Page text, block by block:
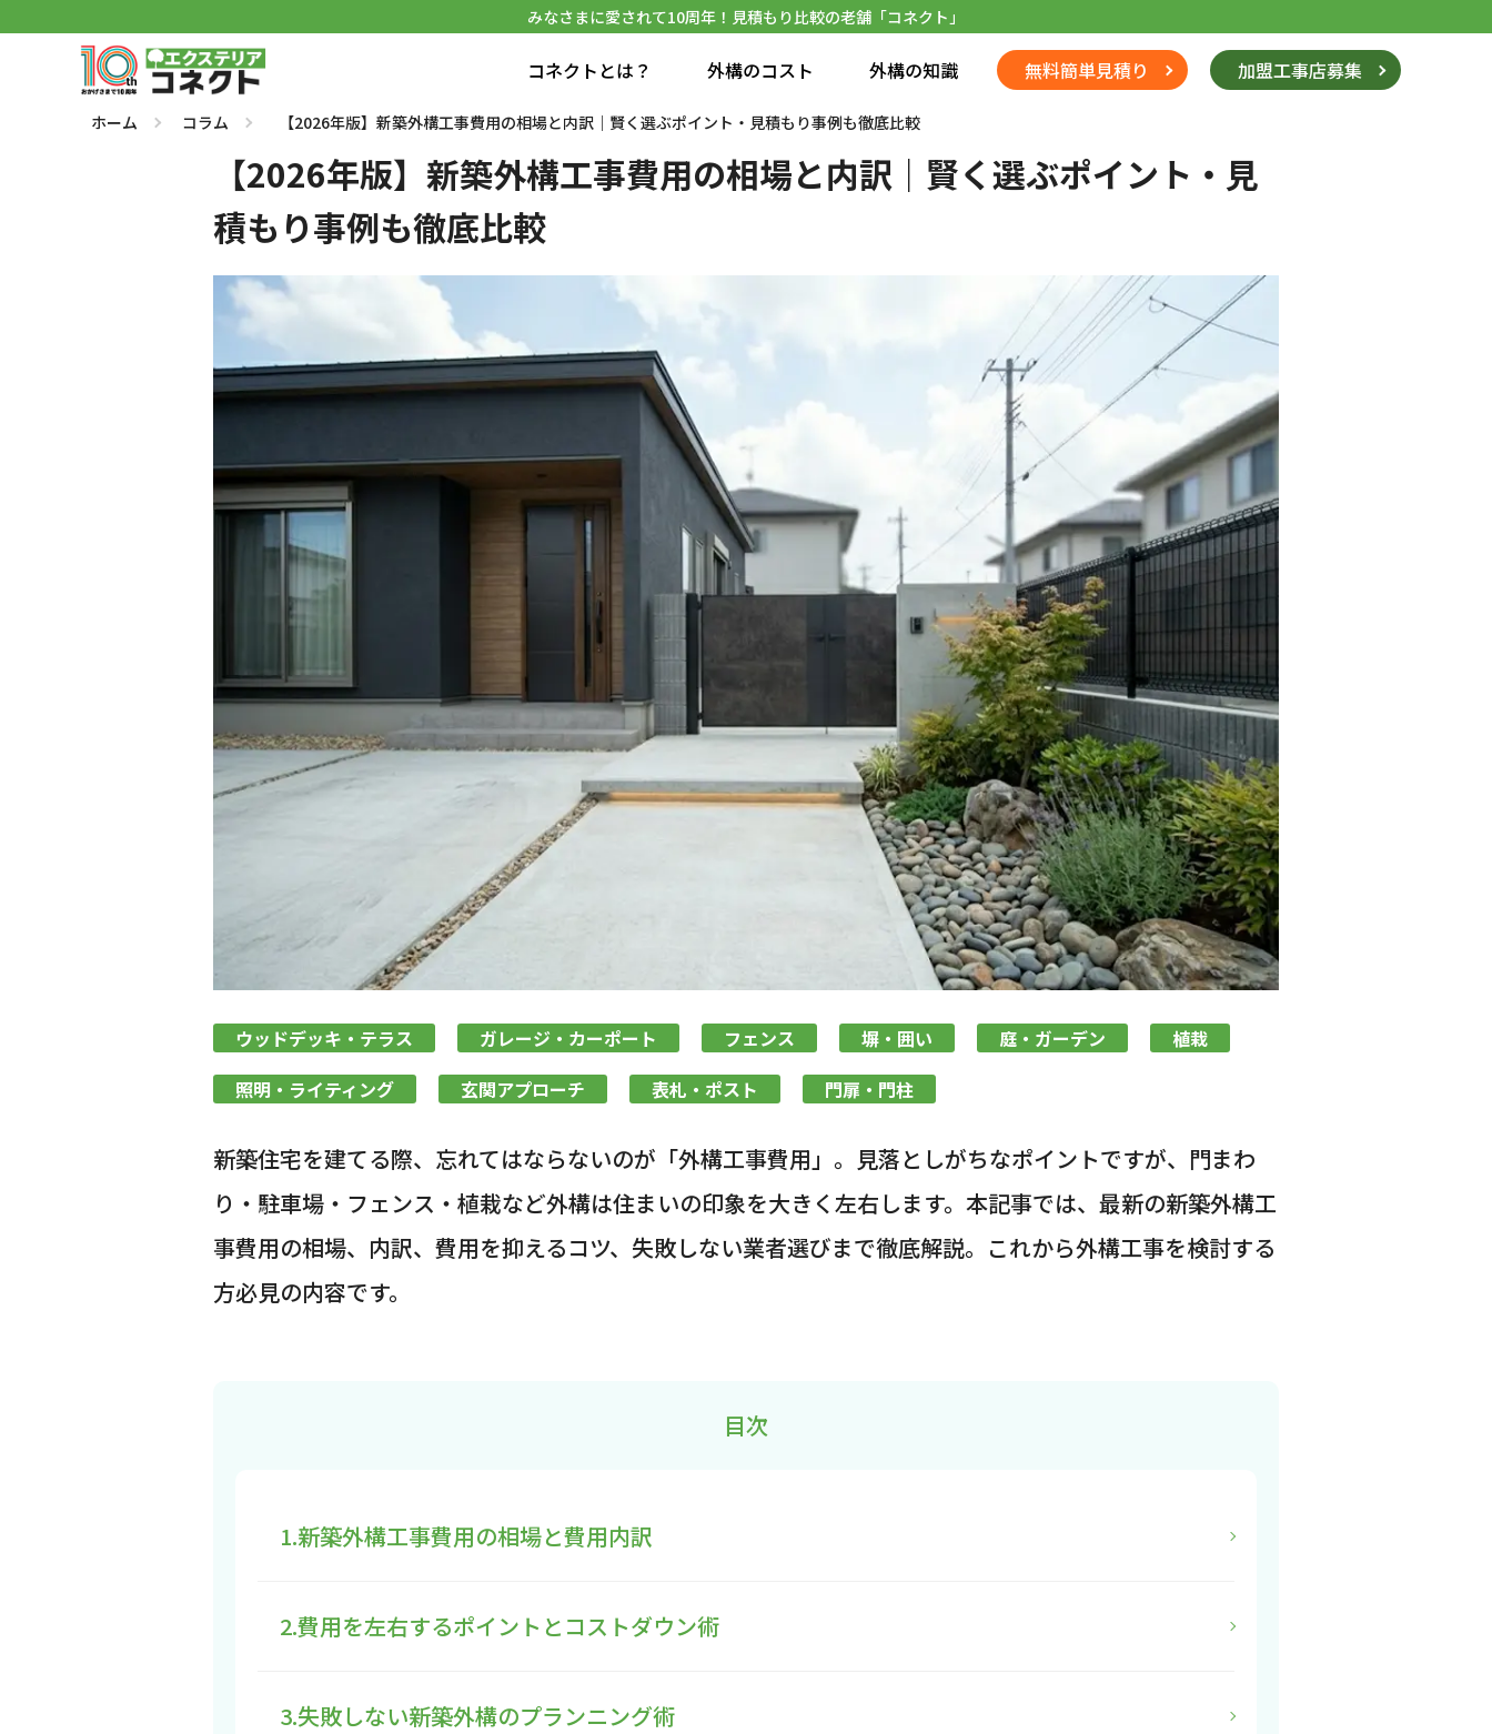
みなさまに愛されて10周年！見積もり比較の老舗「コネクト」
コネクトとは？ 外構のコスト 外構の知識 無料簡単見積り 加盟工事店募集
ホーム コラム 【2026年版】新築外構工事費用の相場と内訳｜賢く選ぶポイント・見積もり事例も徹底比較
【2026年版】新築外構工事費用の相場と内訳｜賢く選ぶポイント・見
積もり事例も徹底比較
ウッドデッキ・テラス ガレージ・カーポート フェンス 塀・囲い 庭・ガーデン
植栽
照明・ライティング
玄関アプローチ 表札・ポスト 門扉・門柱
新築住宅を建てる際、忘れてはならないのが「外構工事費用」。見落としがちなポイントですが、門まわ
り・駐車場・フェンス・植栽など外構は住まいの印象を大きく左右します。本記事では、最新の新築外構工
事費用の相場、内訳、費用を抑えるコツ、失敗しない業者選びまで徹底解説。これから外構工事を検討する
方必見の内容です。
目次
1.新築外構工事費用の相場と費用内訳
2.費用を左右するポイントとコストダウン術
3.失敗しない新築外構のプランニング術